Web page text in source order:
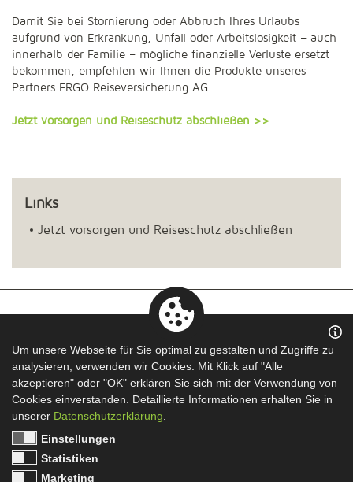
Damit Sie bei Stornierung oder Abbruch Ihres Urlaubs
aufgrund von Erkrankung, Unfall oder Arbeitslosigkeit – auch
innerhalb der Familie – mögliche finanzielle Verluste ersetzt
bekommen, empfehlen wir Ihnen die Produkte unseres
Partners ERGO Reiseversicherung AG.
Jetzt vorsorgen und Reiseschutz abschließen >>
Links
Jetzt vorsorgen und Reiseschutz abschließen
GUTSCHEINE
AGB
KONTAKT
Um unsere Webseite für Sie optimal zu gestalten und Zugriffe zu
analysieren, verwenden wir Cookies. Mit Klick auf "Alle
akzeptieren" oder "OK" erklären Sie sich mit der Verwendung von
Cookies einverstanden. Detaillierte Informationen erhalten Sie in
unserer Datenschutzerklärung
Einstellungen
Statistiken
Marketing